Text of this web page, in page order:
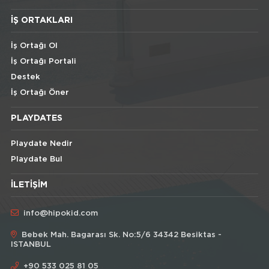
İŞ ORTAKLARI
İş Ortağı Ol
İş Ortağı Portali
Destek
İş Ortağı Öner
PLAYDATES
Playdate Nedir
Playdate Bul
İLETIŞIM
info@hipokid.com
Bebek Mah. Bagarası Sk. No:5/6 34342 Besiktas -
ISTANBUL
+90 533 025 81 05